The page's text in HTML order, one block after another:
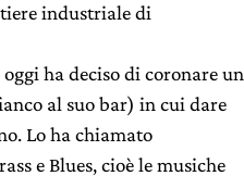
industriale di
ha deciso di coronare un
al suo bar) in cui dare
Lo ha chiamato
e Blues, cioè le musiche